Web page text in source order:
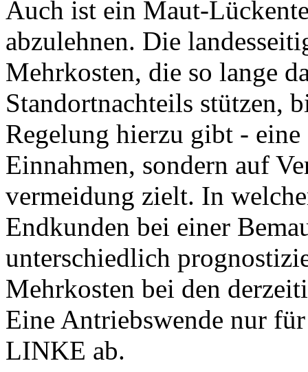
Auch ist ein Maut-
abzulehnen. Die
Mehrkosten, die so lange
Standortnachteils stützen,
Regelung hierzu gibt -
Einnahmen, sondern auf
vermeidung zielt. In
Endkunden bei einer
unterschiedlich
Mehrkosten bei den
Eine Antriebswende nur
LINKE ab.